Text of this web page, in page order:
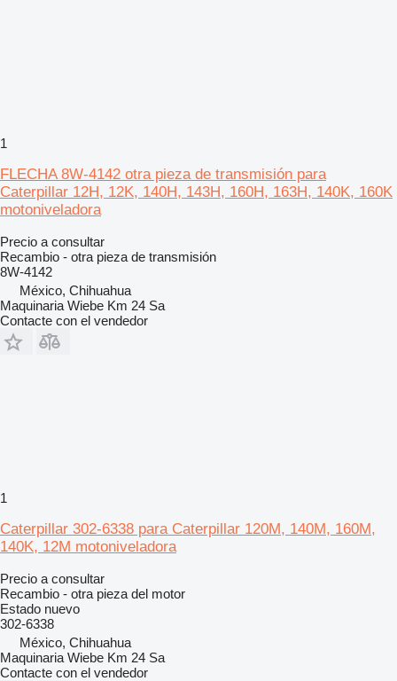
1
FLECHA 8W-4142 otra pieza de transmisión para
Caterpillar 12H, 12K, 140H, 143H, 160H, 163H, 140K, 160K
motoniveladora
Precio a consultar
Recambio - otra pieza de transmisión
8W-4142
México, Chihuahua
Maquinaria Wiebe Km 24 Sa
Contacte con el vendedor
1
Caterpillar 302-6338 para Caterpillar 120M, 140M, 160M,
140K, 12M motoniveladora
Precio a consultar
Recambio - otra pieza del motor
Estado nuevo
302-6338
México, Chihuahua
Maquinaria Wiebe Km 24 Sa
Contacte con el vendedor